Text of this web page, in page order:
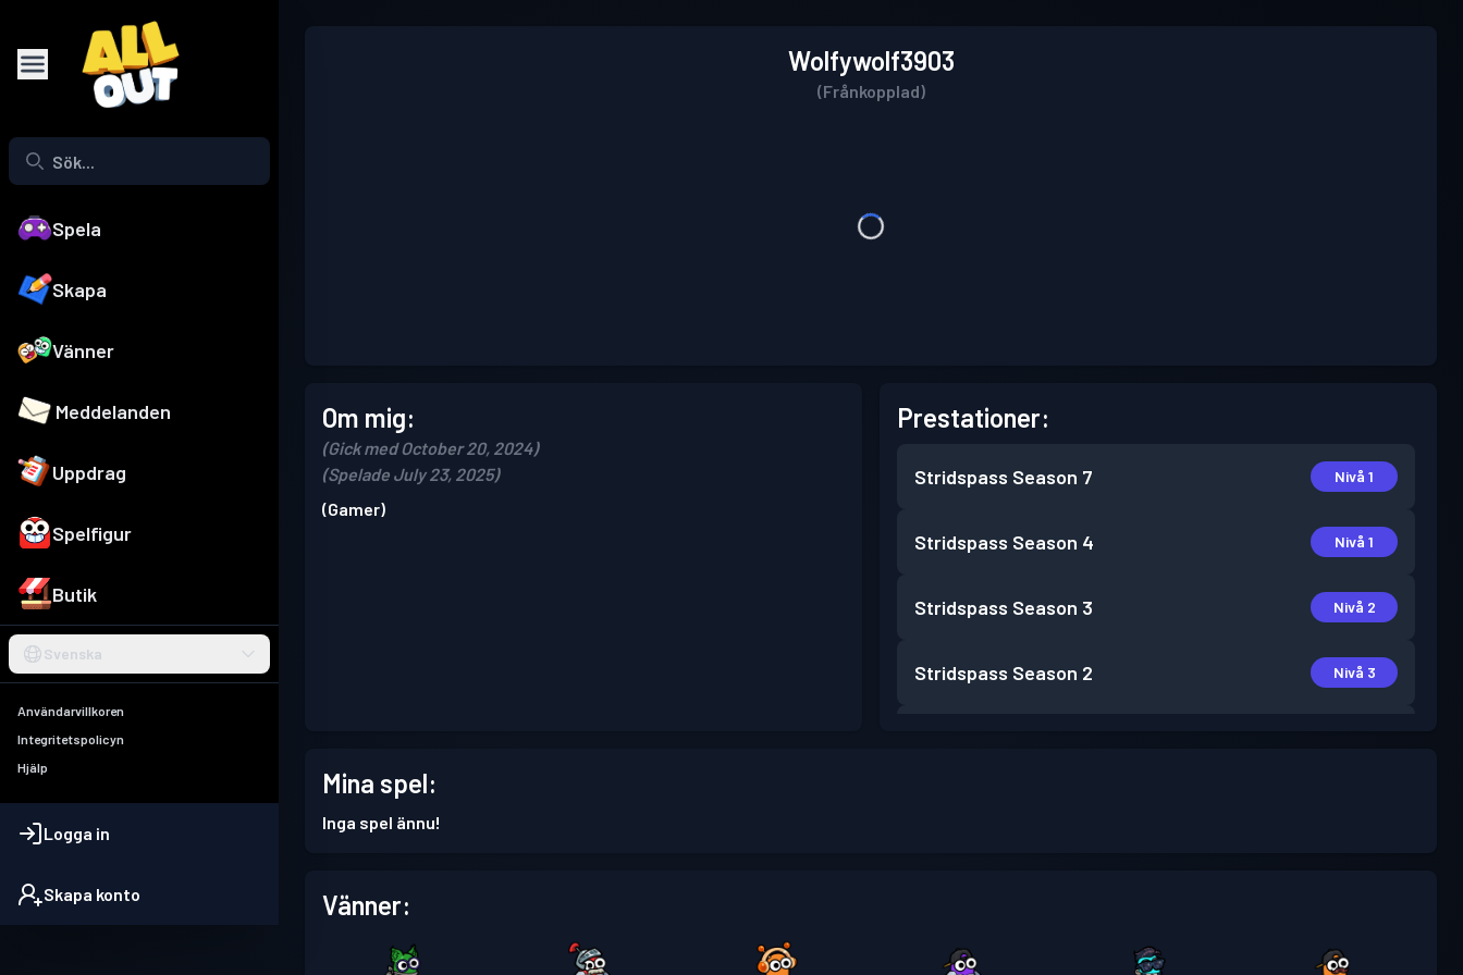
Spela
Skapa
Vänner
Meddelanden
Uppdrag
Spelfigur
Butik
Svenska
Användarvillkoren
Integritetspolicyn
Hjälp
Logga in
Skapa konto
Wolfywolf3903
(Frånkopplad)
Om mig:
(Gick med October 20, 2024)
(Spelade July 23, 2025)
(Gamer)
Prestationer:
Stridspass Season 7 Nivå 1
Stridspass Season 4 Nivå 1
Stridspass Season 3 Nivå 2
Stridspass Season 2 Nivå 3
Mina spel:
Inga spel ännu!
Vänner: